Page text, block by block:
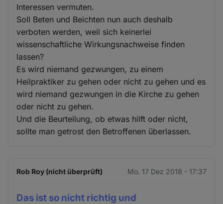
Interessen vermuten.
Soll Beten und Beichten nun auch deshalb
verboten werden, weil sich keinerlei
wissenschaftliche Wirkungsnachweise finden
lassen?
Es wird niemand gezwungen, zu einem
Heilpraktiker zu gehen oder nicht zu gehen und es
wird niemand gezwungen in die Kirche zu gehen
oder nicht zu gehen.
Und die Beurteilung, ob etwas hilft oder nicht,
sollte man getrost den Betroffenen überlassen.
Rob Roy (nicht überprüft) Mo. 17 Dez 2018 - 17:37
Das ist so nicht richtig und